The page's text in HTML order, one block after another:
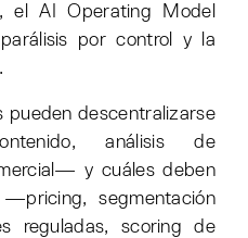
el AI Operating Model
por control y la
pueden descentralizarse
análisis de
y cuáles deben
segmentación
reguladas, scoring de